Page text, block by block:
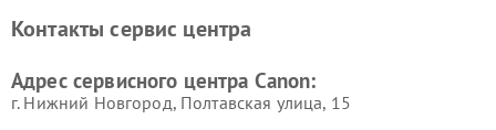
Контакты сервис центра
Адрес сервисного центра Canon:
г. Нижний Новгород, Полтавская улица, 15